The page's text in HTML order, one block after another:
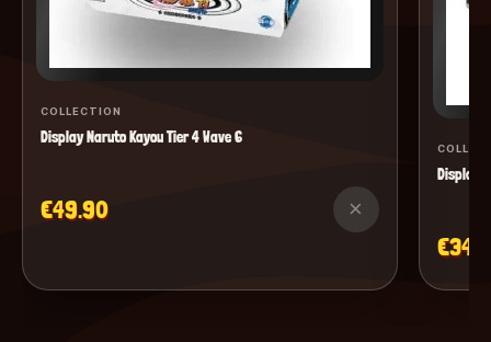
COLLECTION
Display Naruto Kayou Tier 4 Wave 6
€49.90 ×
Display